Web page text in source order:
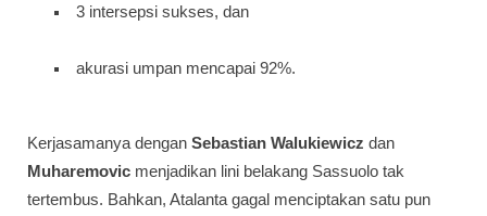
3 intersepsi sukses, dan
akurasi umpan mencapai 92%.
Kerjasamanya dengan Sebastian Walukiewicz dan
Muharemovic menjadikan lini belakang Sassuolo tak
tertembus. Bahkan, Atalanta gagal menciptakan satu pun